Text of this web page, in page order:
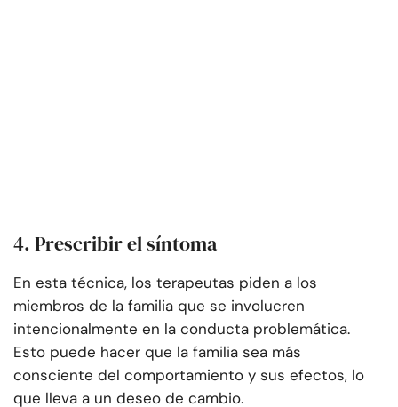
4. Prescribir el síntoma
En esta técnica, los terapeutas piden a los
miembros de la familia que se involucren
intencionalmente en la conducta problemática.
Esto puede hacer que la familia sea más
consciente del comportamiento y sus efectos, lo
que lleva a un deseo de cambio.